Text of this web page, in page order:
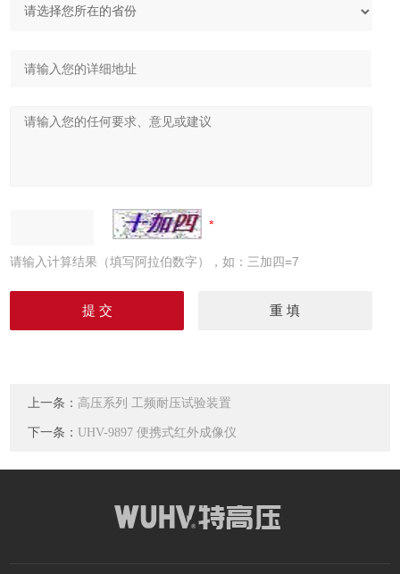
请输入计算结果（填写阿拉伯数字），如：三加四=7
上一条： 高压系列 工频耐压试验装置
下一条：UHV-9897 便携式红外成像仪